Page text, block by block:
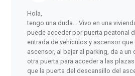
Hola,
tengo una duda… Vivo en una
puede acceder por puerta peatonal
entrada de vehículos y ascensor que
ascensor, al bajar al parking, da a
otra puerta para acceder a las
que la puerta del descansillo del